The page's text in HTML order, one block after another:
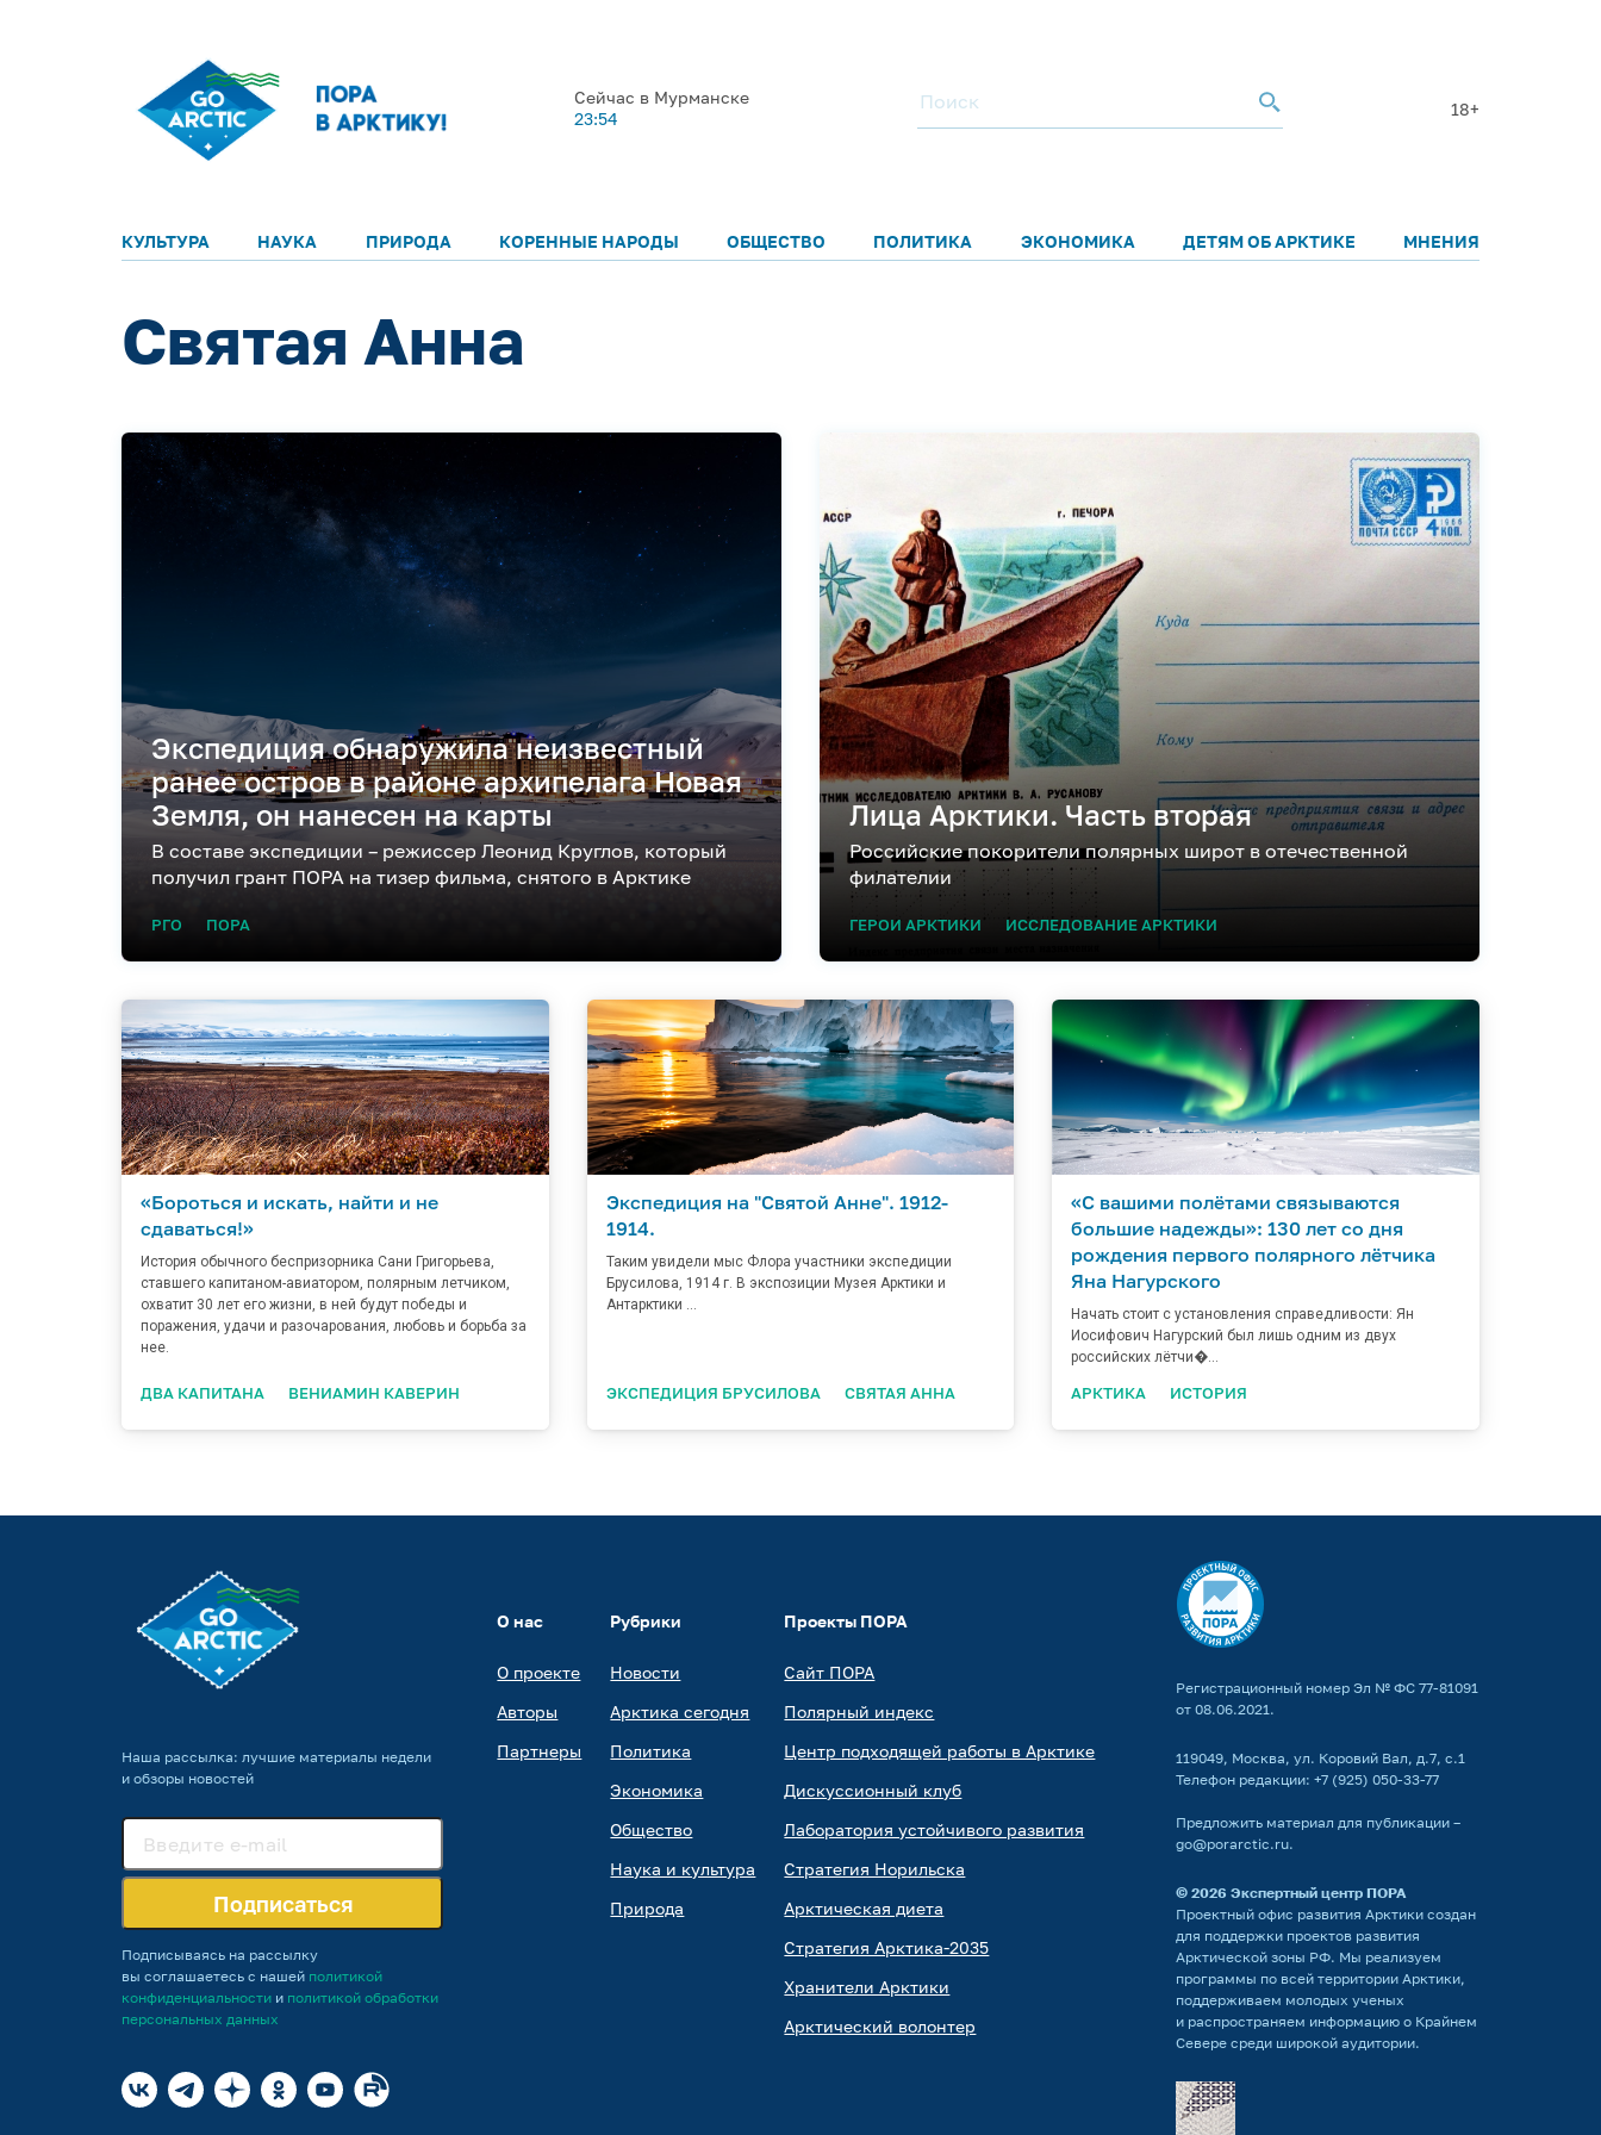
Сейчас в Мурманске
23:54
18+
КУЛЬТУРА НАУКА ПРИРОДА КОРЕННЫЕ НАРОДЫ ОБЩЕСТВО ПОЛИТИКА ЭКОНОМИКА ДЕТЯМ ОБ АРКТИКЕ МНЕНИЯ
Святая Анна
Экспедиция обнаружила неизвестный
ранее остров в районе архипелага Новая
Земля, он нанесен на карты
В составе экспедиции – режиссер Леонид Круглов, который
получил грант ПОРА на тизер фильма, снятого в Арктике
РГО ПОРА
Лица Арктики. Часть вторая
Российские покорители полярных широт в отечественной
филателии
ГЕРОИ АРКТИКИ ИССЛЕДОВАНИЕ АРКТИКИ
«Бороться и искать, найти и не
сдаваться!»
История обычного беспризорника Сани Григорьева,
ставшего капитаном-авиатором, полярным летчиком,
охватит 30 лет его жизни, в ней будут победы и
поражения, удачи и разочарования, любовь и борьба за
нее.
ДВА КАПИТАНА ВЕНИАМИН КАВЕРИН
Экспедиция на "Святой Анне". 1912-
1914.
Таким увидели мыс Флора участники экспедиции
Брусилова, 1914 г. В экспозиции Музея Арктики и
Антарктики ...
ЭКСПЕДИЦИЯ БРУСИЛОВА СВЯТАЯ АННА
«С вашими полётами связываются
большие надежды»: 130 лет со дня
рождения первого полярного лётчика
Яна Нагурского
Начать стоит с установления справедливости: Ян
Иосифович Нагурский был лишь одним из двух
российских лётчи�...
АРКТИКА ИСТОРИЯ
Наша рассылка: лучшие материалы недели
и обзоры новостей
Подписаться
Подписываясь на рассылку
вы соглашаетесь с нашей политикой
конфиденциальности и политикой обработки
персональных данных
О нас
О проекте
Авторы
Партнеры
Рубрики
Новости
Арктика сегодня
Политика
Экономика
Общество
Наука и культура
Природа
Проекты ПОРА
Сайт ПОРА
Полярный индекс
Центр подходящей работы в Арктике
Дискуссионный клуб
Лаборатория устойчивого развития
Стратегия Норильска
Арктическая диета
Стратегия Арктика-2035
Хранители Арктики
Арктический волонтер
Регистрационный номер Эл № ФС 77-81091
от 08.06.2021.
119049, Москва, ул. Коровий Вал, д.7, с.1
Телефон редакции: +7 (925) 050-33-77
Предложить материал для публикации –
go@porarctic.ru.
© 2026 Экспертный центр ПОРА
Проектный офис развития Арктики создан
для поддержки проектов развития
Арктической зоны РФ. Мы реализуем
программы по всей территории Арктики,
поддерживаем молодых ученых
и распространяем информацию о Крайнем
Севере среди широкой аудитории.